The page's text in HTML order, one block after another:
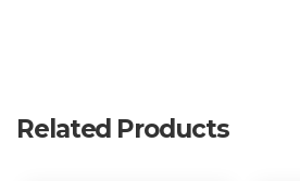
Related Products